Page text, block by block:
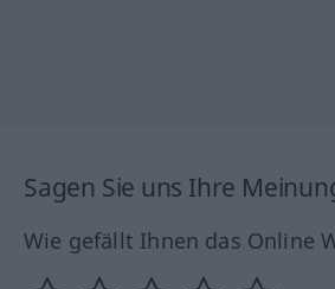
Sagen Sie uns Ihre
Wie gefällt Ihnen das Online